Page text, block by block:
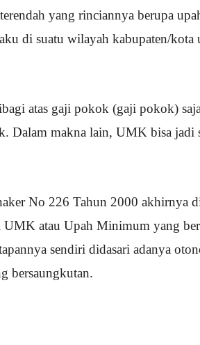
yang rinciannya berupa
di suatu wilayah kabupaten/kota
atas gaji pokok (gaji pokok)
Dalam makna lain, UMK bisa jadi
No 226 Tahun 2000 akhirnya
atau Upah Minimum yang
sendiri didasari adanya
bersaungkutan.